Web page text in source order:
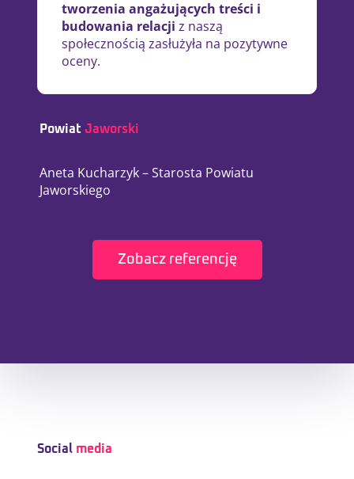
tworzenia angażujących treści i
budowania relacji z naszą
społecznością zasłużyła na pozytywne
oceny.
Powiat Jaworski​
Aneta Kucharzyk – Starosta Powiatu
Jaworskiego
Zobacz referencję
Social media